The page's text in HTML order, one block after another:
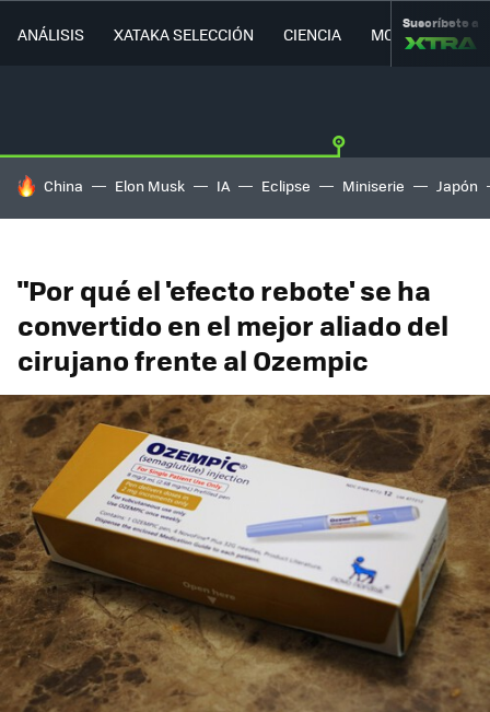
ANÁLISIS XATAKA SELECCIÓN CIENCIA MOVILIDAD
Suscríbete a
HOY SE HABLA DE
China Elon Musk IA Eclipse Miniserie Japón
"Por qué el 'efecto rebote' se ha
convertido en el mejor aliado del
cirujano frente al Ozempic